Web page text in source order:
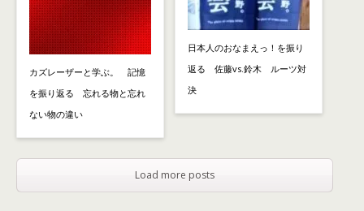
カズレーザーと学ぶ。 記憶
を振り返る 忘れる物と忘れ
ない物の違い
日本人のおなまえっ！を振り
返る 佐藤vs.鈴木 ルーツ対
決
Load more posts